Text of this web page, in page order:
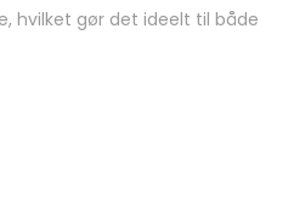
hvilket gør det ideelt til både